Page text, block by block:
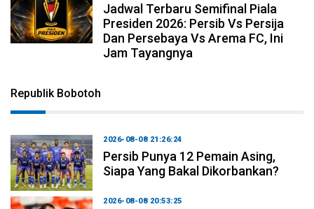
Jadwal Terbaru Semifinal Piala
Presiden 2026: Persib Vs Persija
Dan Persebaya Vs Arema FC, Ini
Jam Tayangnya
Republik Bobotoh
2026-08-08 21:26:24
Persib Punya 12 Pemain Asing,
Siapa Yang Bakal Dikorbankan?
2026-08-08 20:53:25